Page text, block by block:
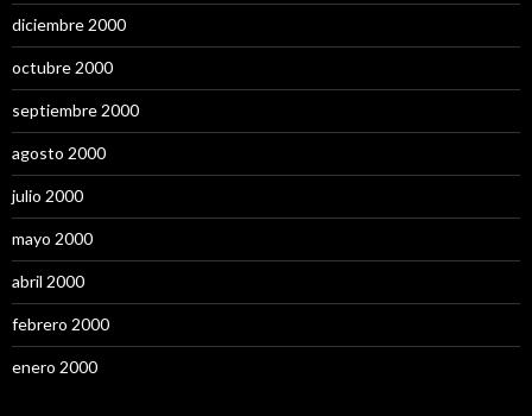
diciembre 2000
octubre 2000
septiembre 2000
agosto 2000
julio 2000
mayo 2000
abril 2000
febrero 2000
enero 2000